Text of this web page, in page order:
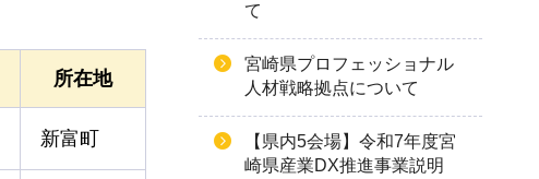
所在地
新富町
て
宮崎県プロフェッショナル
人材戦略拠点について
【県内5会場】令和7年度宮
崎県産業DX推進事業説明